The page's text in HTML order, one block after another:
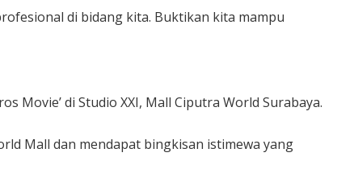
di bidang kita. Buktikan kita mampu
Movie’ di Studio XXI, Mall Ciputra World Surabaya.
Mall dan mendapat bingkisan istimewa yang